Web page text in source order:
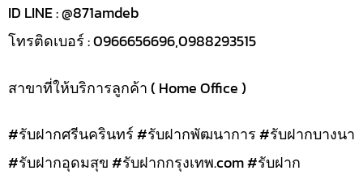
ID LINE : @871amdeb
โทรติดเบอร์ : 0966656696,0988293515
สาขาที่ให้บริการลูกค้า ( Home Office )
#รับฝากศรีนครินทร์ #รับฝากพัฒนาการ #รับฝากบางนา
#รับฝากอุดมสุข #รับฝากกรุงเทพ.com #รับฝาก